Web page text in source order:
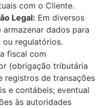
com o Cliente.
Legal: Em diversos
dados para
regulatórios.
fiscal com
(obrigação tributária
registros de transações
e contábeis; eventual
às autoridades